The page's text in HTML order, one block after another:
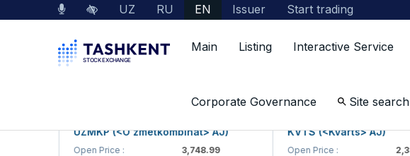
UZ RU EN Issuer Start trading
Main Listing Interactive Service
Corporate Governance Site search
Company Information
UZMKP (<O'zmetkombinat> AJ)
Open Price :
3,748.99
KVTS (<Kvarts> AJ)
Open Price :
2,385